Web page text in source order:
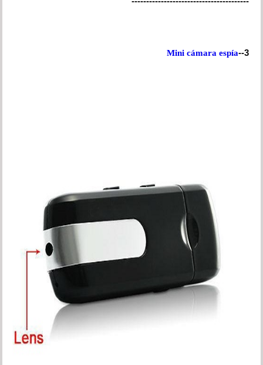
3--
Mini cámara espía